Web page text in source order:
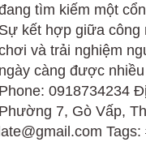
tìm kiếm một
Sự kết hợp giữa công
và trải nghiệm
ngày càng được
Phone: 0918734234
Phường 7, Gò Vấp,